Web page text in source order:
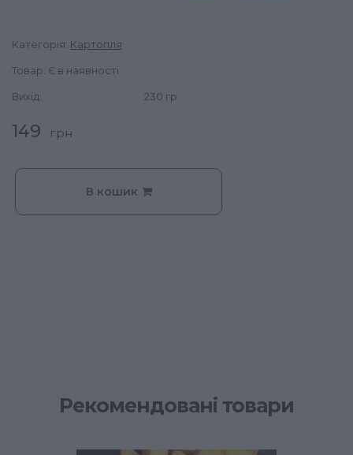
Категорія: Картопля
Товар: Є в наявності
Вихід: 230 гр
149 грн
В кошик
Рекомендовані товари